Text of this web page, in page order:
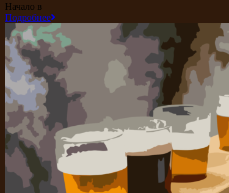
Начало в
Подробнее